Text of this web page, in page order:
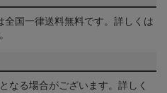
国一律送料無料です。詳しくは
なる場合がございます。詳しく